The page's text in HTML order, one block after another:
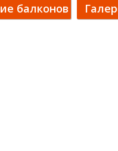
балконов